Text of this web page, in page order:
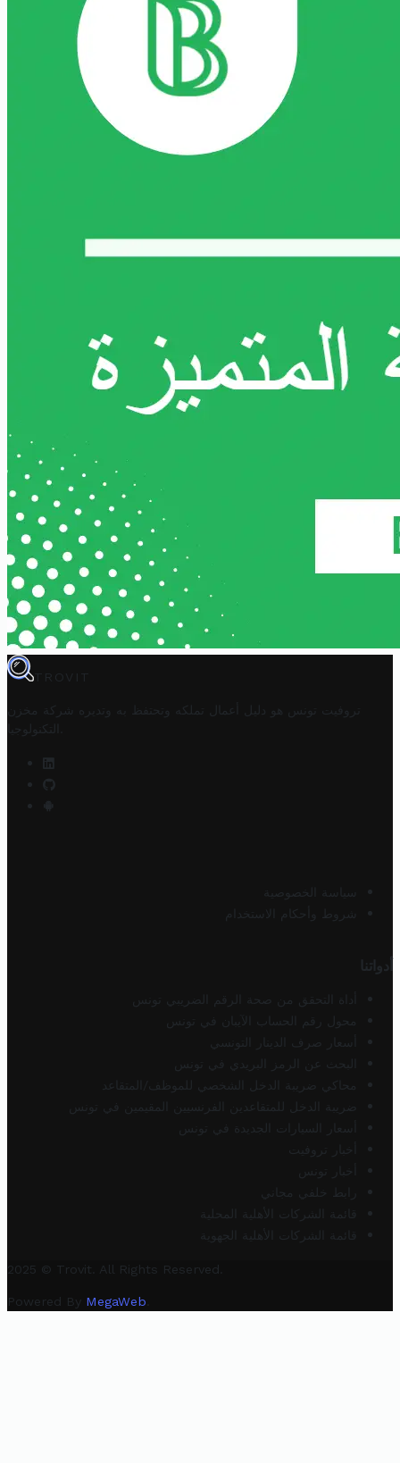
TROVIT
تروفيت تونس هو دليل أعمال تملكه وتحتفظ به وتديره
شركة مخزن
التكنولوجيا
سياسة الخصوصية
شروط وأحكام الاستخدام
أدواتنا
أداة التحقق من صحة الرقم الضريبي تونس
محول رقم الحساب الآيبان في تونس
أسعار صرف الدينار التونسي
البحث عن الرمز البريدي في تونس
محاكي ضريبة الدخل الشخصي للموظف/المتقاعد
ضريبة الدخل للمتقاعدين الفرنسيين المقيمين في تونس
أسعار السيارات الجديدة في تونس
أخبار تروفيت
أخبار تونس
رابط خلفي مجاني
قائمة الشركات الأهلية المحلية
قائمة الشركات الأهلية الجهوية
2025 © Trovit. All Rights Reserved.
Powered By MegaWeb